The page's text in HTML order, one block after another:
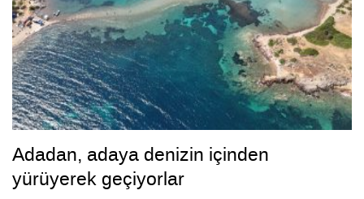
Adadan, adaya denizin içinden
yürüyerek geçiyorlar